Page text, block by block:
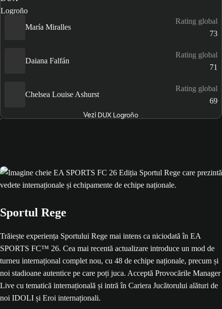
María Miralles
Rating global
73
Daiana Falfán
Rating global
71
Chelsea Louise Ashurst
Rating global
69
Vezi DUX Logroño
Sportul Rege
Trăiește experiența Sportului Rege mai intens ca niciodată în EA
SPORTS FC™ 26. Cea mai recentă actualizare introduce un mod de
turneu internațional complet nou, cu 48 de echipe naționale, precum și
noi stadioane autentice pe care poți juca. Acceptă Provocările Manager
Live cu tematică internațională și intră în Cariera Jucătorului alături de
noi IDOLI și Eroi internaționali.